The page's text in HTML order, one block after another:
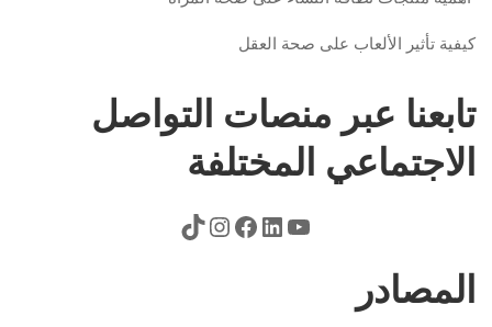
كيفية تأثير الألعاب على صحة العقل
تابعنا عبر منصات التواصل
الاجتماعي المختلفة
المصادر